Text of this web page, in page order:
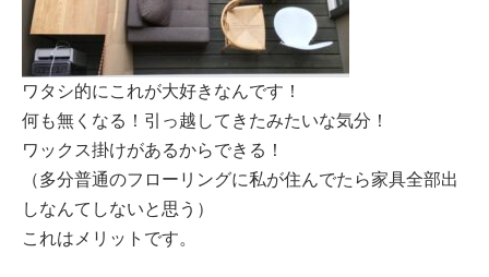
ワタシ的にこれが大好きなんです！
何も無くなる！引っ越してきたみたいな気分！
ワックス掛けがあるからできる！
（多分普通のフローリングに私が住んでたら家具全部出
しなんてしないと思う）
これはメリットです。